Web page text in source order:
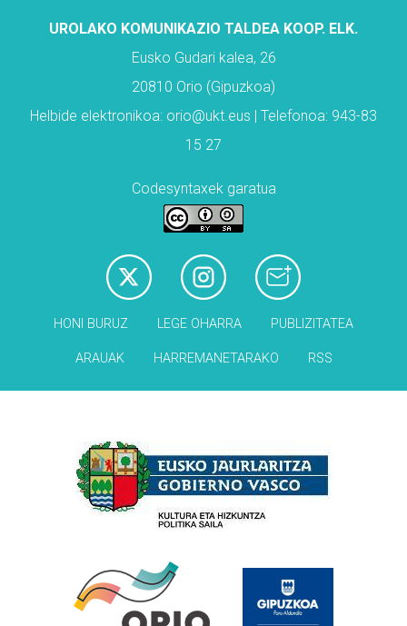
UROLAKO KOMUNIKAZIO TALDEA KOOP. ELK.
Eusko Gudari kalea, 26
20810 Orio (Gipuzkoa)
Helbide elektronikoa: orio@ukt.eus | Telefonoa: 943-83
15 27
Codesyntaxek garatua
HONI BURUZ LEGE OHARRA PUBLIZITATEA
ARAUAK HARREMANETARAKO RSS